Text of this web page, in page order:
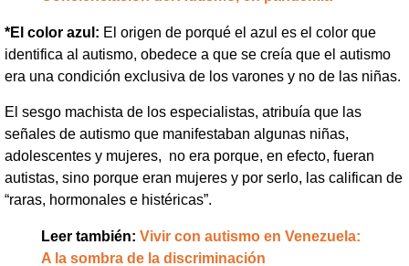
*El color azul: El origen de porqué el azul es el color que
identifica al autismo, obedece a que se creía que el autismo
era una condición exclusiva de los varones y no de las niñas.
El sesgo machista de los especialistas, atribuía que las
señales de autismo que manifestaban algunas niñas,
adolescentes y mujeres, no era porque, en efecto, fueran
autistas, sino porque eran mujeres y por serlo, las califican de
“raras, hormonales e histéricas”.
Leer también: Vivir con autismo en Venezuela:
A la sombra de la discriminación